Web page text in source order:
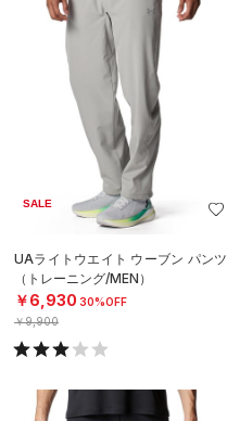
SALE
UAライトウエイト ウーブン パンツ
（トレーニング/MEN）
￥6,930 30%OFF
￥9,900